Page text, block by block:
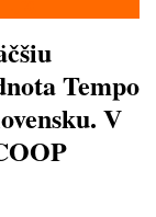
Tempo
V